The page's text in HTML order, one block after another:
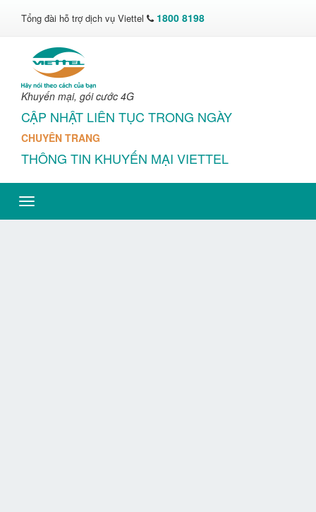
Tổng đài hỗ trợ dịch vụ Viettel 1800 8198
Khuyến mại, gói cước 4G
CẬP NHẬT LIÊN TỤC TRONG NGÀY
CHUYÊN TRANG
THÔNG TIN KHUYẾN MẠI VIETTEL
Toggle
navigation